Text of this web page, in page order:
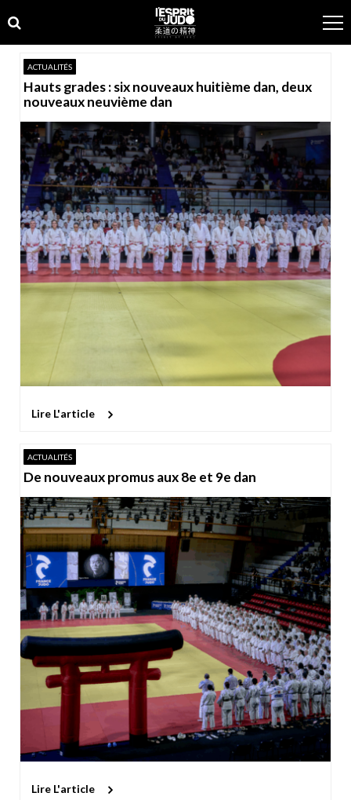
to
navigation
to
content
ACTUALITÉS
Hauts grades : six nouveaux huitième dan, deux
nouveaux neuvième dan
Lire L'article
ACTUALITÉS
De nouveaux promus aux 8e et 9e dan
Lire L'article